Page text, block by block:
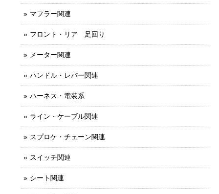
マフラー関連
フロント・リア 足回り
メーター関連
ハンドル・レバー関連
ハーネス・電装系
ライン・ケーブル関連
スプロケ・チェーン関連
スイッチ関連
シート関連